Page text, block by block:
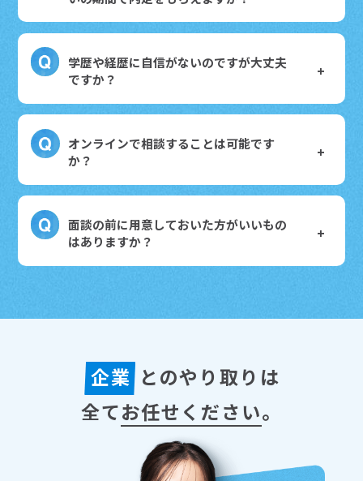
学歴や経歴に自信がないのですが大丈夫
ですか？
オンラインで相談することは可能です
か？
面談の前に用意しておいた方がいいもの
はありますか？
企業 とのやり取りは
全てお任せください。